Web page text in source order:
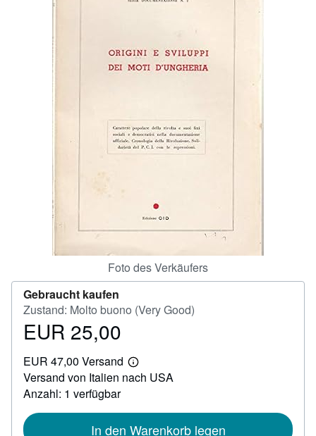
Kunst & Sammlerstücke
Verkäufer werden
Foto des Verkäufers
Gebraucht kaufen
Zustand: Molto buono (Very Good)
Preis
25,00
EUR 25,00
EUR 47,00 Versand
Weitere
Informationen
Versand von Italien nach USA
Anzahl: 1 verfügbar
In den Warenkorb legen